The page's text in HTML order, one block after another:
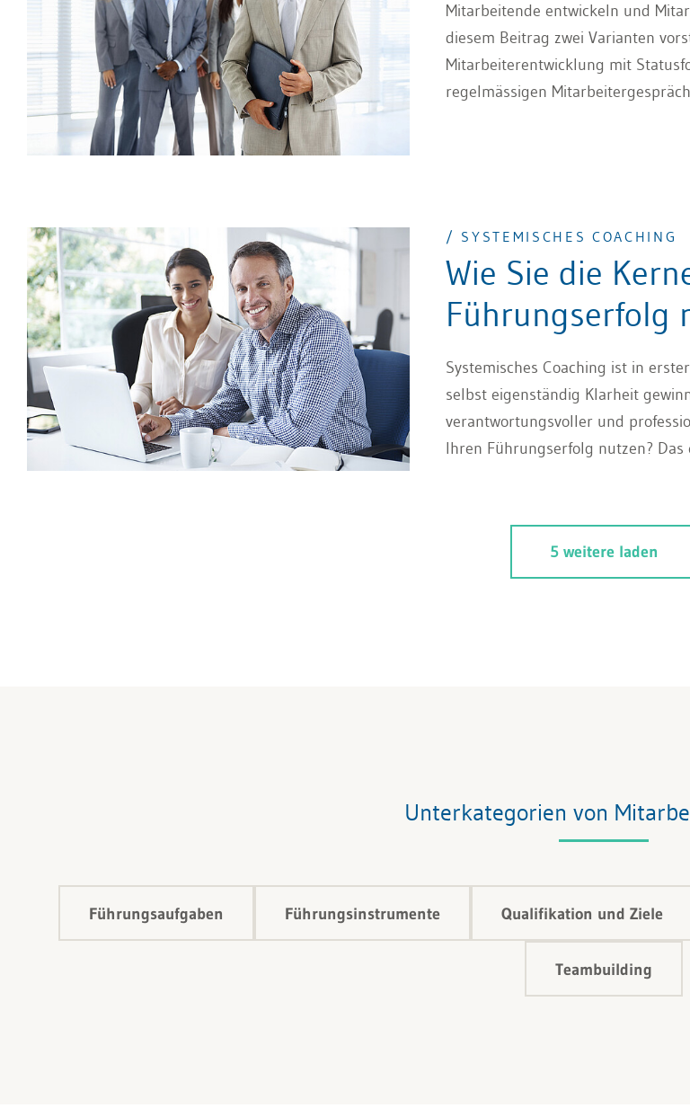
Mitarbeitende entwickeln und
diesem Beitrag zwei Varianten
Mitarbeiterentwicklung mit
regelmässigen
/ SYSTEMISCHES COACHING
Wie Sie die
Führungserfolg
Systemisches Coaching ist in
selbst eigenständig Klarheit
verantwortungsvoller und
Ihren Führungserfolg nutzen?
5 weitere laden
Unterkategorien von
Führungsaufgaben Führungsinstrumente Qualifikation und Ziele
Teambuilding